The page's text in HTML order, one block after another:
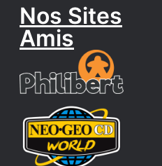
Nos Sites
Amis